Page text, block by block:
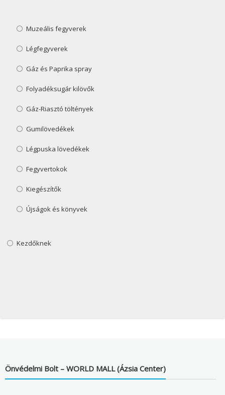
Muzeális fegyverek
Légfegyverek
Gáz és Paprika spray
Folyadéksugár kilövők
Gáz-Riasztó töltények
Gumilövedékek
Légpuska lövedékek
Fegyvertokok
Kiegészítők
Újságok és könyvek
Kezdőknek
Önvédelmi Bolt – WORLD MALL (Ázsia Center)